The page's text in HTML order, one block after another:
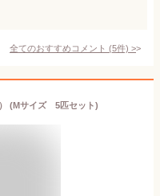
全てのおすすめコメント (5件) >
(Mサイズ 5匹セット)